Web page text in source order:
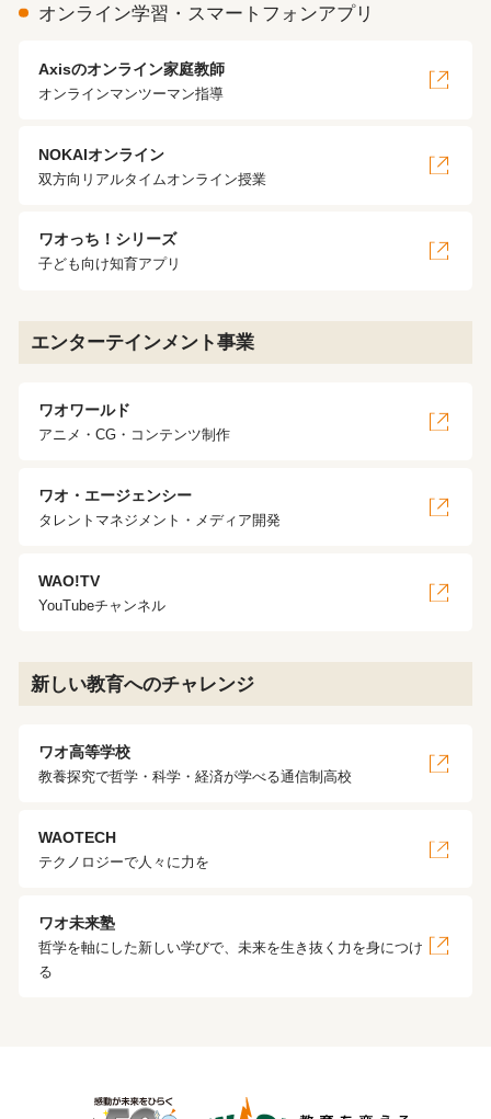
オンライン学習・スマートフォンアプリ
Axisのオンライン家庭教師
オンラインマンツーマン指導
NOKAIオンライン
双方向リアルタイムオンライン授業
ワオっち！シリーズ
子ども向け知育アプリ
エンターテインメント事業
ワオワールド
アニメ・CG・コンテンツ制作
ワオ・エージェンシー
タレントマネジメント・メディア開発
WAO!TV
YouTubeチャンネル
新しい教育へのチャレンジ
ワオ高等学校
教養探究で哲学・科学・経済が学べる通信制高校
WAOTECH
テクノロジーで人々に力を
ワオ未来塾
哲学を軸にした新しい学びで、未来を生き抜く力を身につけ
る